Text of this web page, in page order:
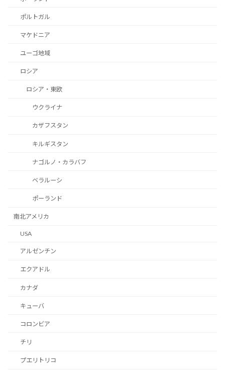
ポルトガル
マケドニア
ユーゴ地域
ロシア
ロシア・東欧
ウクライナ
カザフスタン
キルギスタン
ナゴルノ・カラバフ
ベラルーシ
ポーランド
南北アメリカ
USA
アルゼンチン
エクアドル
カナダ
キューバ
コロンビア
チリ
プエリトリコ